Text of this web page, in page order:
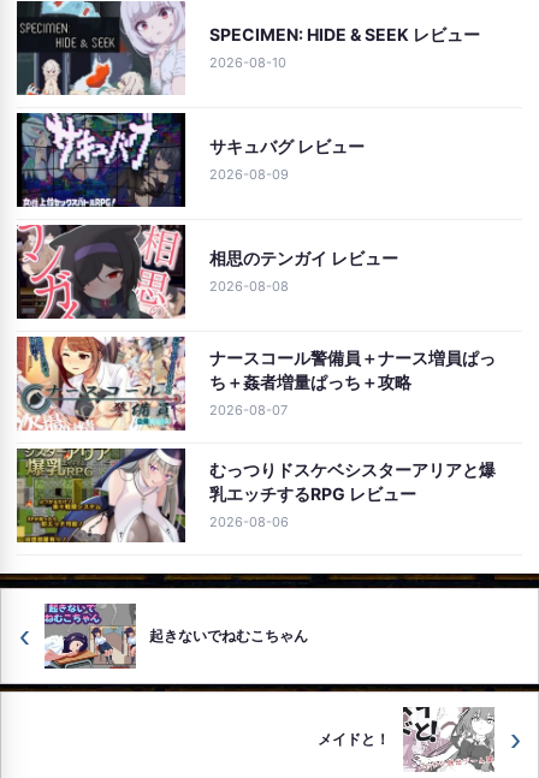
SPECIMEN: HIDE & SEEK レビュー
2026-08-10
サキュバグ レビュー
2026-08-09
相思のテンガイ レビュー
2026-08-08
ナースコール警備員＋ナース増員ぱっ
ち＋姦者増量ぱっち＋攻略
2026-08-07
むっつりドスケベシスターアリアと爆
乳エッチするRPG レビュー
2026-08-06
‹ 起きないでねむこちゃん
メイドと！ ›